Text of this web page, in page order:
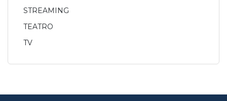
STREAMING
TEATRO
TV